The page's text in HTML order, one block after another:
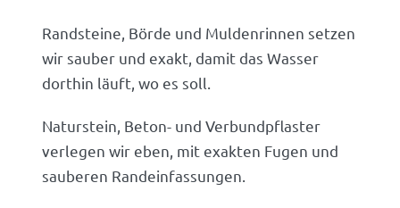
Randsteine, Börde und Muldenrinnen setzen
wir sauber und exakt, damit das Wasser
dorthin läuft, wo es soll.
Naturstein, Beton- und Verbundpflaster
verlegen wir eben, mit exakten Fugen und
sauberen Randeinfassungen.